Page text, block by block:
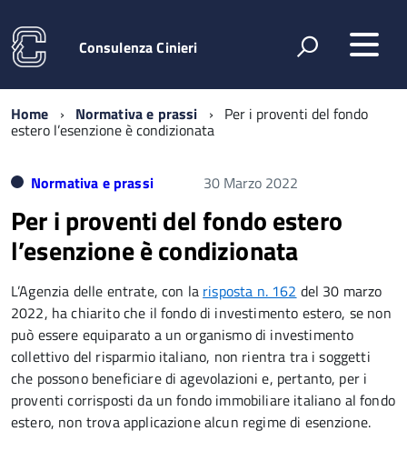
Consulenza Cinieri
Home Normativa e prassi Per i proventi del fondo
estero l’esenzione è condizionata
Normativa e prassi 30 Marzo 2022
Per i proventi del fondo estero
l’esenzione è condizionata
L’Agenzia delle entrate, con la risposta n. 162 del 30 marzo
2022, ha chiarito che il fondo di investimento estero, se non
può essere equiparato a un organismo di investimento
collettivo del risparmio italiano, non rientra tra i soggetti
che possono beneficiare di agevolazioni e, pertanto, per i
proventi corrisposti da un fondo immobiliare italiano al fondo
estero, non trova applicazione alcun regime di esenzione.